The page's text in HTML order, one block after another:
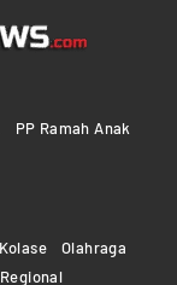
PP Ramah Anak
Kolase
Olahraga
Regional